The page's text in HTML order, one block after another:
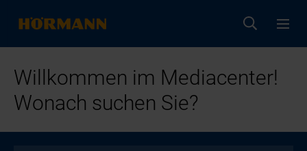
Willkommen im Mediacenter!
Wonach suchen Sie?